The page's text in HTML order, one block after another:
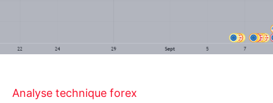
Analyse technique forex